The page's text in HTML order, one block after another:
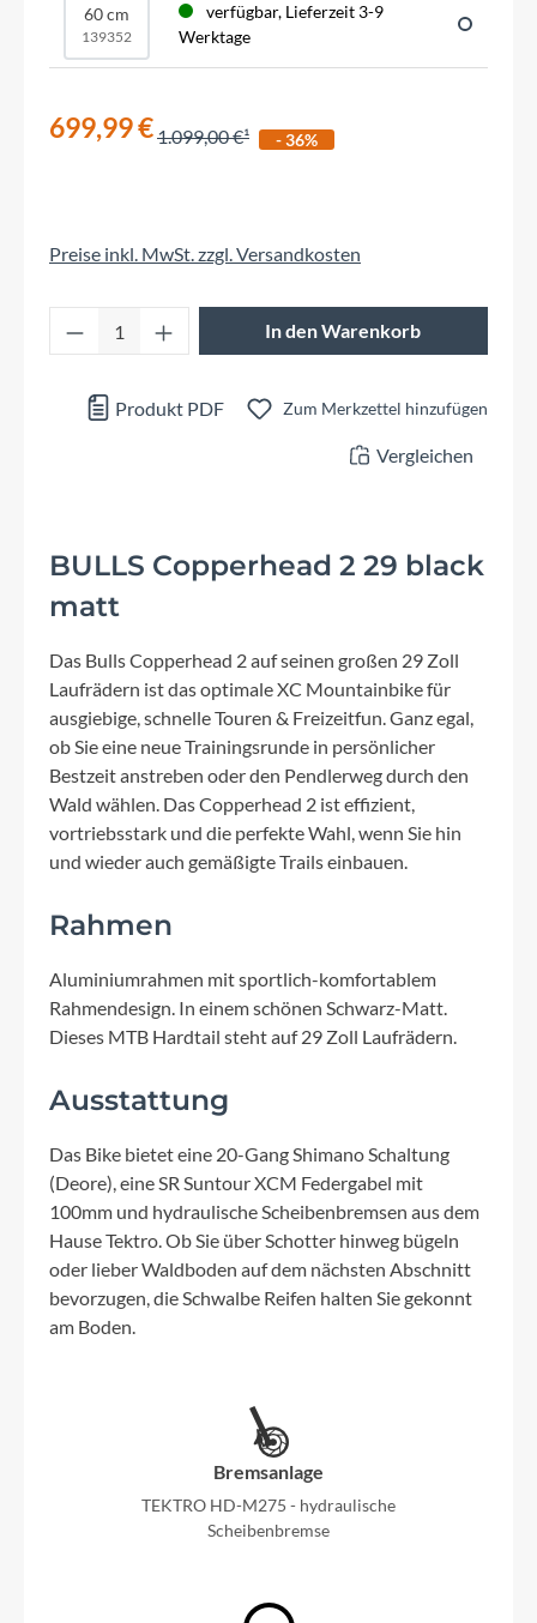
60 cm
139352
verfügbar, Lieferzeit 3-9
Werktage
699,99 €1.099,00 € - 36%
Preise inkl. MwSt. zzgl. Versandkosten
Produkt Anzahl: Gib den gewünschten
In den Warenkorb
Produkt PDF Zum Merkzettel hinzufügen
Vergleichen
BULLS Copperhead 2 29 black
matt
Das Bulls Copperhead 2 auf seinen großen 29 Zoll
Laufrädern ist das optimale XC Mountainbike für
ausgiebige, schnelle Touren & Freizeitfun. Ganz egal,
ob Sie eine neue Trainingsrunde in persönlicher
Bestzeit anstreben oder den Pendlerweg durch den
Wald wählen. Das Copperhead 2 ist effizient,
vortriebsstark und die perfekte Wahl, wenn Sie hin
und wieder auch gemäßigte Trails einbauen.
Rahmen
Aluminiumrahmen mit sportlich-komfortablem
Rahmendesign. In einem schönen Schwarz-Matt.
Dieses MTB Hardtail steht auf 29 Zoll Laufrädern.
Ausstattung
Das Bike bietet eine 20-Gang Shimano Schaltung
(Deore), eine SR Suntour XCM Federgabel mit
100mm und hydraulische Scheibenbremsen aus dem
Hause Tektro. Ob Sie über Schotter hinweg bügeln
oder lieber Waldboden auf dem nächsten Abschnitt
bevorzugen, die Schwalbe Reifen halten Sie gekonnt
am Boden.
Bremsanlage
TEKTRO HD-M275 - hydraulische
Scheibenbremse